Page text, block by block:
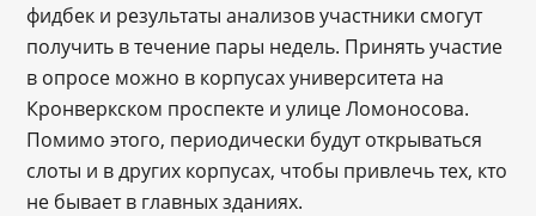
фидбек и результаты анализов участники смогут
получить в течение пары недель. Принять участие
в опросе можно в корпусах университета на
Кронверкском проспекте и улице Ломоносова.
Помимо этого, периодически будут открываться
слоты и в других корпусах, чтобы привлечь тех, кто
не бывает в главных зданиях.